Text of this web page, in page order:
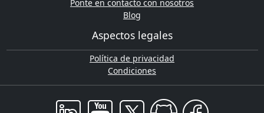
Ponte en contacto con nosotros
Blog
Aspectos legales
Política de privacidad
Condiciones